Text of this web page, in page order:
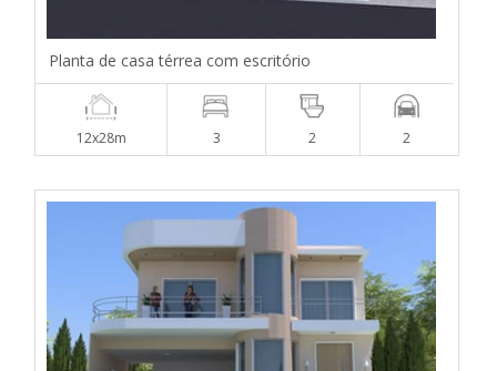
Planta de casa térrea com escritório
12x28m 3 2 2